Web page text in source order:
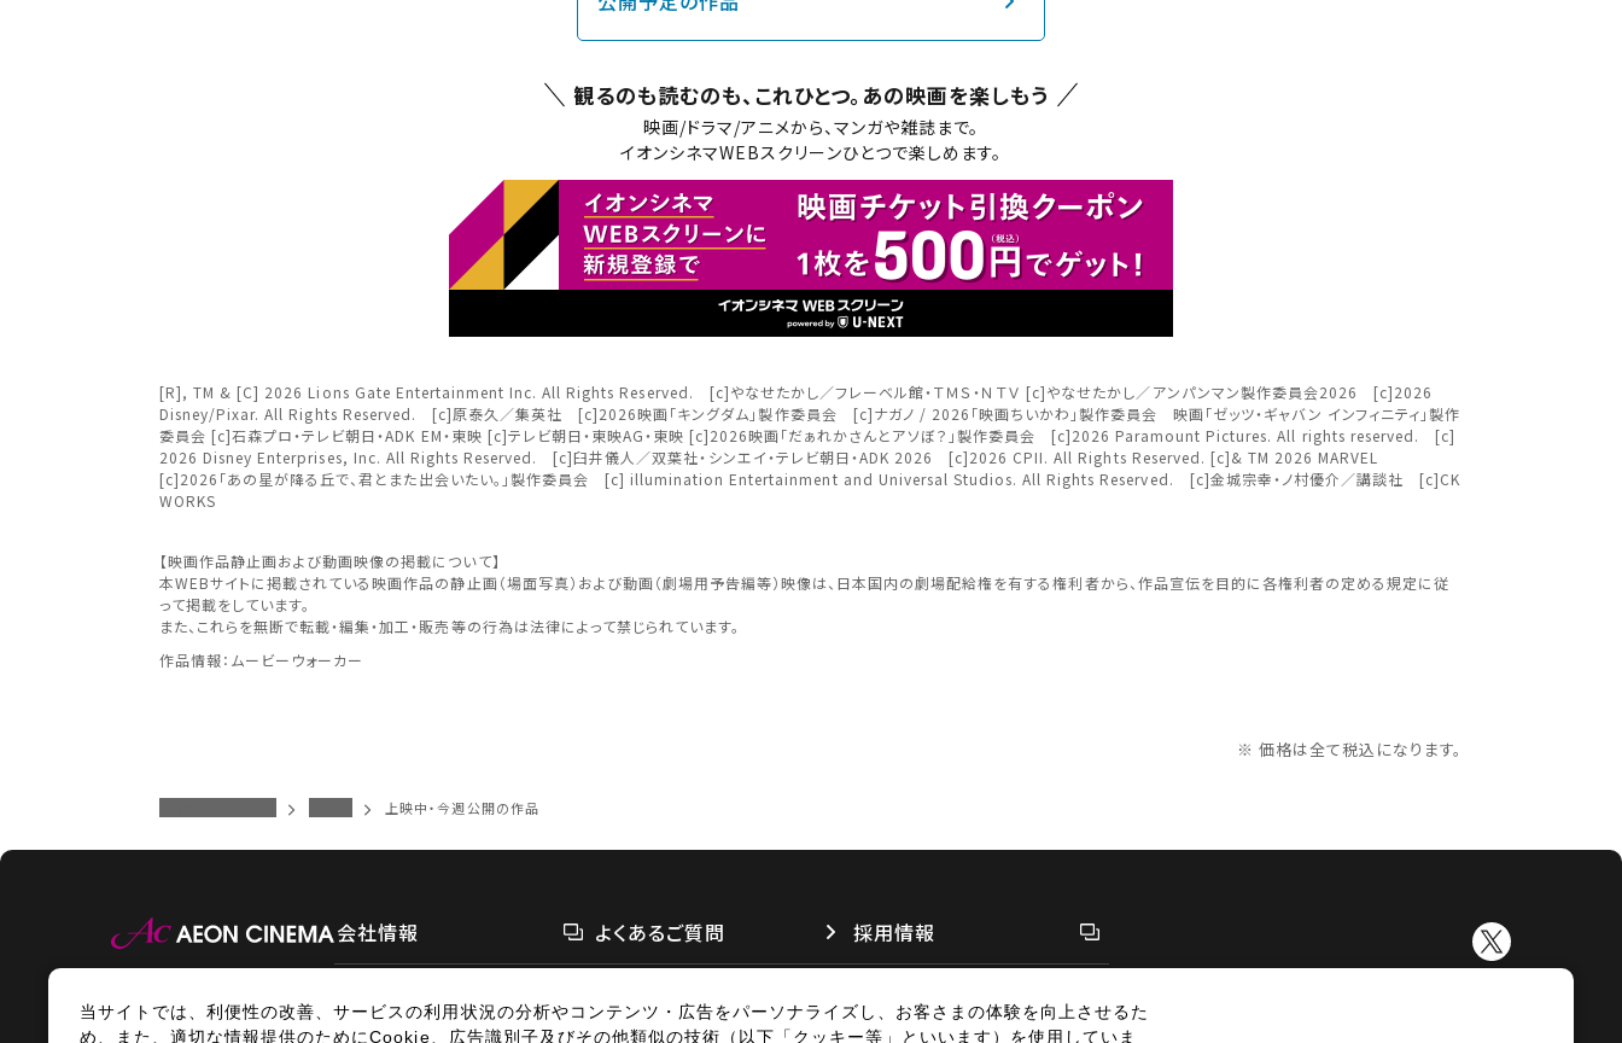
チケットの購入は下記リンクより、ご覧になりたい作品を選択しご購入ください。
上映スケジュールを確認する
その他の劇場を選ぶ
無料のワタシアターライト会員もあります。
予約を確認・変更する
チケットの予約状況の確認及び予約を変更したい場合は、下記リンクよりご確認ください。
近畿
中国・四国
九州
関東
中部
近畿
閉じる
観るのも読むのも、これひとつ。 あの映画を楽しもう
映画/ドラマ/アニメから、マンガや雑誌まで。
イオンシネマWEBスクリーンひとつで楽しめます。
[R], TM & [C] 2026 Lions Gate Entertainment Inc. All Rights Reserved. [c]やなせたかし／フレーベル館・ＴＭＳ・ＮＴＶ [c]やなせたかし／アンパンマン製作委員会2026 [c]2026
Disney/Pixar. All Rights Reserved. [c]原泰久／集英社 [c]2026映画「キングダム」製作委員会 [c]ナガノ / 2026「映画ちいかわ」製作委員会 映画「ゼッツ・ギャバン インフィニティ」製作
委員会 [c]石森プロ・テレビ朝日・ADK EM・東映 [c]テレビ朝日・東映AG・東映 [c]2026映画「だぁれかさんとアソぼ？」製作委員会 [c]2026 Paramount Pictures. All rights reserved. [c]
2026 Disney Enterprises, Inc. All Rights Reserved. [c]臼井儀人／双葉社・シンエイ・テレビ朝日・ADK 2026 [c]2026 CPII. All Rights Reserved. [c]& TM 2026 MARVEL
[c]2026「あの星が降る丘で、君とまた出会いたい。」製作委員会 [c] illumination Entertainment and Universal Studios. All Rights Reserved. [c]金城宗幸・ノ村優介／講談社 [c]CK
WORKS
【映画作品静止画および動画映像の掲載について】
本WEBサイトに掲載されている映画作品の静止画（場面写真）および動画（劇場用予告編等）映像は、日本国内の劇場配給権を有する権利者から、作品宣伝を目的に各権利者の定める規定に従
って掲載をしています。
また、これらを無断で転載・編集・加工・販売等の行為は法律によって禁じられています。
作品情報：ムービーウォーカー
※ 価格は全て税込になります。
上映中・今週公開の作品
会社情報 よくあるご質問 採用情報
情報セキュリティ サイトポリシー個人情報の取扱い お問い合わせ広告掲載 特定商取引法に基づく表示サイトマップ
劇場を変更しますか？
劇場を変更すると、STEP2以降で選択いただいた情報は解除されます。
変更しないで続ける
変更する
閉じる
上映日を変更しますか？
上映日を変更すると、STEP3以降で選択いただいた情報は解除されます。
変更しないで続ける
変更する
閉じる
みたい機能のご利用にはワタシアター会員へのご登録が必要です。
ワタシアター会員へのログイン・ご登録はこちら
閉じる
当サイトでは、利便性の改善、サービスの利用状況の分析やコンテンツ・広告をパーソナライズし、お客さまの体験を向上させるた
め、また、適切な情報提供のためにCookie、広告識別子及びその他類似の技術（以下「クッキー等」といいます）を使用していま